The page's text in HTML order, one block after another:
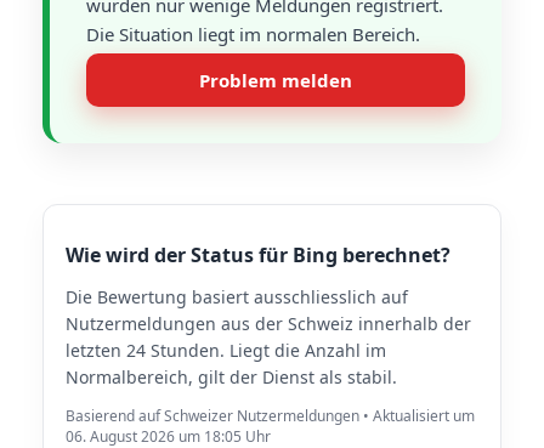
wurden nur wenige Meldungen registriert.
Die Situation liegt im normalen Bereich.
Problem melden
Wie wird der Status für Bing berechnet?
Die Bewertung basiert ausschliesslich auf
Nutzermeldungen aus der Schweiz innerhalb der
letzten 24 Stunden. Liegt die Anzahl im
Normalbereich, gilt der Dienst als stabil.
Basierend auf Schweizer Nutzermeldungen • Aktualisiert um
06. August 2026 um 18:05 Uhr